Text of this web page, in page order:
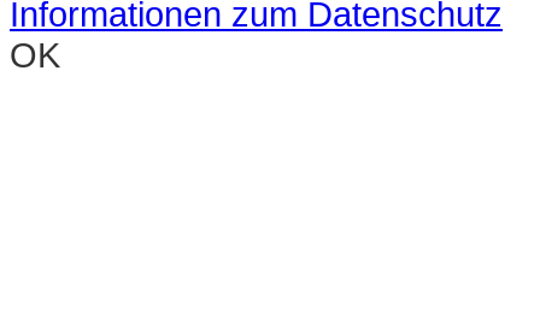
Informationen zum Datenschutz
OK